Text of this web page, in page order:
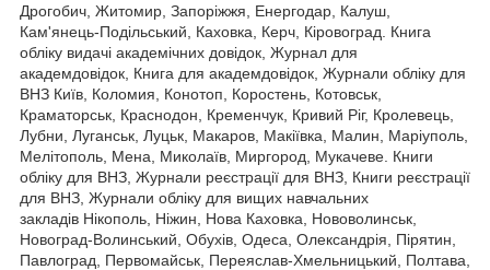
Дрогобич, Житомир, Запоріжжя, Енергодар, Калуш,
Кам'янець-Подільський, Каховка, Керч, Кіровоград. Книга
обліку видачі академічних довідок, Журнал для
академдовідок, Книга для академдовідок, Журнали обліку для
ВНЗ Київ, Коломия, Конотоп, Коростень, Котовськ,
Краматорськ, Краснодон, Кременчук, Кривий Ріг, Кролевець,
Лубни, Луганськ, Луцьк, Макаров, Макіївка, Малин, Маріуполь,
Мелітополь, Мена, Миколаїв, Миргород, Мукачеве. Книги
обліку для ВНЗ, Журнали реєстрації для ВНЗ, Книги реєстрації
для ВНЗ, Журнали обліку для вищих навчальних
закладів Нікополь, Ніжин, Нова Каховка, Нововолинськ,
Новоград-Волинський, Обухів, Одеса, Олександрія, Пірятин,
Павлоград, Первомайськ, Переяслав-Хмельницький, Полтава,